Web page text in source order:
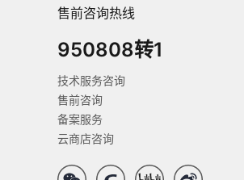
售前咨询热线
950808转1
技术服务咨询
售前咨询
备案服务
云商店咨询